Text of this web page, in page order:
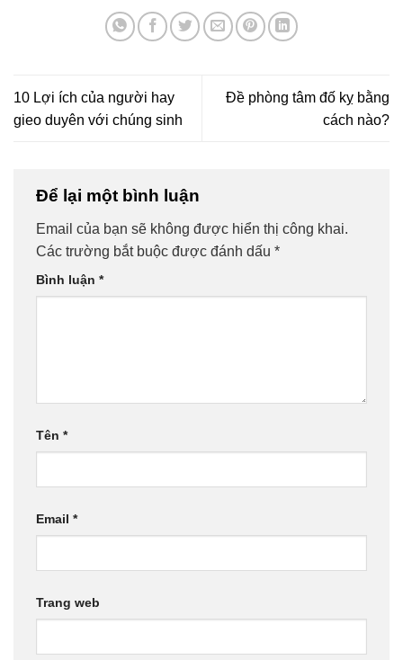
10 Lợi ích của người hay
gieo duyên với chúng sinh
Đề phòng tâm đố kỵ bằng
cách nào?
Để lại một bình luận
Email của bạn sẽ không được hiển thị công khai.
Các trường bắt buộc được đánh dấu *
Bình luận *
Tên *
Email *
Trang web